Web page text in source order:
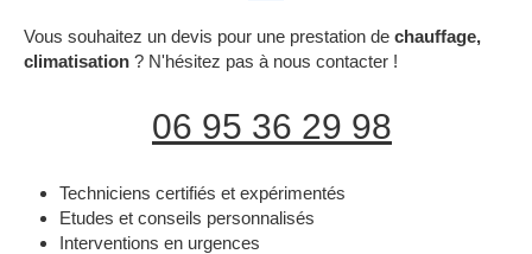
Vous souhaitez un devis pour une prestation de chauffage,
climatisation ? N'hésitez pas à nous contacter !
06 95 36 29 98
Techniciens certifiés et expérimentés
Etudes et conseils personnalisés
Interventions en urgences